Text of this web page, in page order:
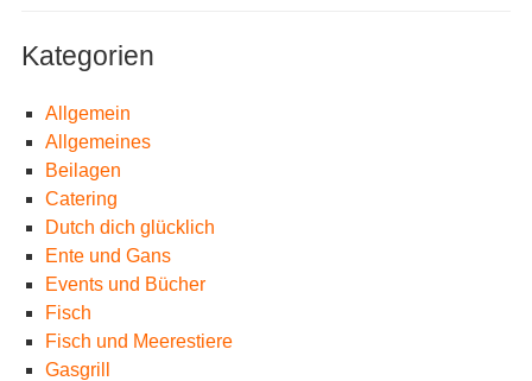
Kategorien
Allgemein
Allgemeines
Beilagen
Catering
Dutch dich glücklich
Ente und Gans
Events und Bücher
Fisch
Fisch und Meerestiere
Gasgrill